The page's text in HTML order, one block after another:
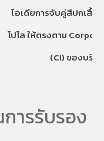
ไอเดียการจับคู่สีปกเสื้อ
โปโล ให้ตรงตาม
(CI) ของบริษัท
ารรับรอง